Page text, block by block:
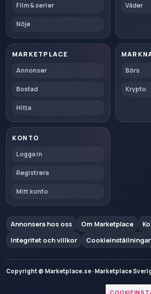
Film & serier
Nöje
Väder
MARKETPLACE
Annonser
Bostad
Hitta
Börs
Krypto
KONTO
Logga in
Registrera
Mitt konto
Annonsera hos oss Om Marketplace
Integritet och villkor
Cookieinställningar
Copyright @ Marketplace.se · Marketplace